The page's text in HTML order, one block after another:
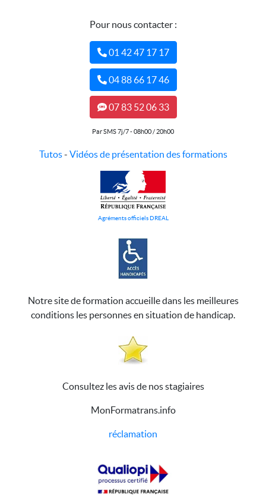
Pour nous contacter :
01 42 47 17 17
04 88 66 17 46
07 83 52 06 33
Par SMS 7j/7 - 08h00 / 20h00
Tutos- Vidéos de présentation des formations
Agréments officiels DREAL
Notre site de formation accueille dans les meilleures
conditions les personnes en situation de handicap.
Consultez les avis de nos stagiaires
MonFormatrans.info
réclamation